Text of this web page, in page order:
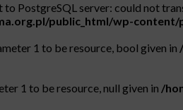
to PostgreSQL server: could not
public_html/wp-content/
1 to be resource, bool given in
1 to be resource, null given in /